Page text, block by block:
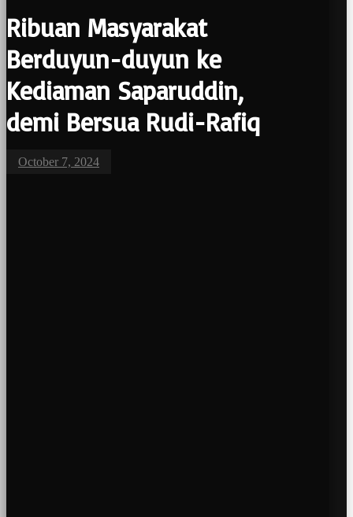
Ribuan Masyarakat
Berduyun-duyun ke
Kediaman Saparuddin,
demi Bersua Rudi-Rafiq
October 7, 2024